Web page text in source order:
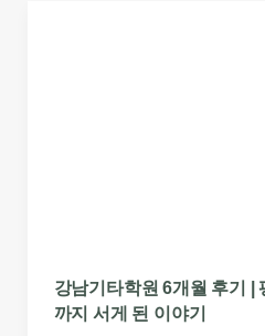
강남기타학원 6개월 후기 |
까지 서게 된 이야기